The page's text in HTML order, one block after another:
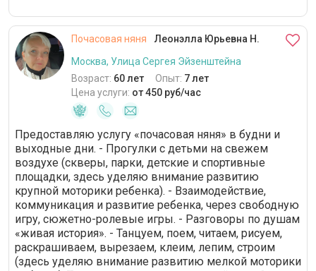
Почасовая няня
Леонэлла Юрьевна Н.
Москва, Улица Сергея Эйзенштейна
Возраст: 60 лет Опыт: 7 лет
Цена услуги: от 450 руб/час
Предоставляю услугу «почасовая няня» в будни и
выходные дни. - Прогулки с детьми на свежем
воздухе (скверы, парки, детские и спортивные
площадки, здесь уделяю внимание развитию
крупной моторики ребенка). - Взаимодействие,
коммуникация и развитие ребенка, через свободную
игру, сюжетно-ролевые игры. - Разговоры по душам
«живая история». - Танцуем, поем, читаем, рисуем,
раскрашиваем, вырезаем, клеим, лепим, строим
(здесь уделяю внимание развитию мелкой моторики